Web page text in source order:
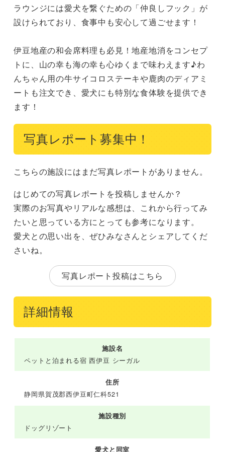
ラウンジには愛犬を繋ぐための「仲良しフック」が
設けられており、食事中も安心して過ごせます！
伊豆地産の和会席料理も必見！地産地消をコンセプ
トに、山の幸も海の幸も心ゆくまで味わえます♪わ
んちゃん用の牛サイコロステーキや鹿肉のディアミ
ートも注文でき、愛犬にも特別な食体験を提供でき
ます！
写真レポート募集中！
こちらの施設にはまだ写真レポートがありません。
はじめての写真レポートを投稿しませんか？
実際のお写真やリアルな感想は、これから行ってみ
たいと思っている方にとっても参考になります。
愛犬との思い出を、ぜひみなさんとシェアしてくだ
さいね。
写真レポート投稿はこちら
詳細情報
施設名
ペットと泊まれる宿 西伊豆 シーガル
住所
静岡県賀茂郡西伊豆町仁科521
施設種別
ドッグリゾート
愛犬と同室